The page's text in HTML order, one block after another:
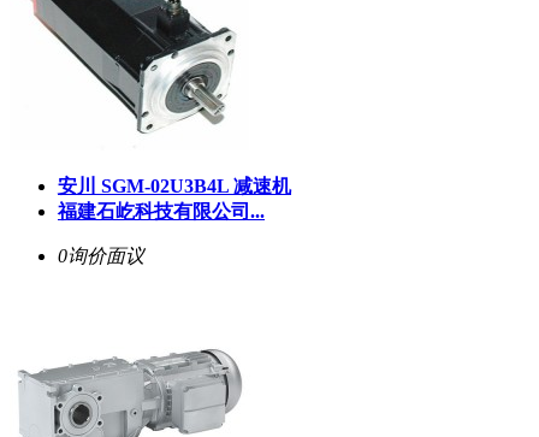
安川 SGM-02U3B4L 减速机
福建石屹科技有限公司...
0询价面议